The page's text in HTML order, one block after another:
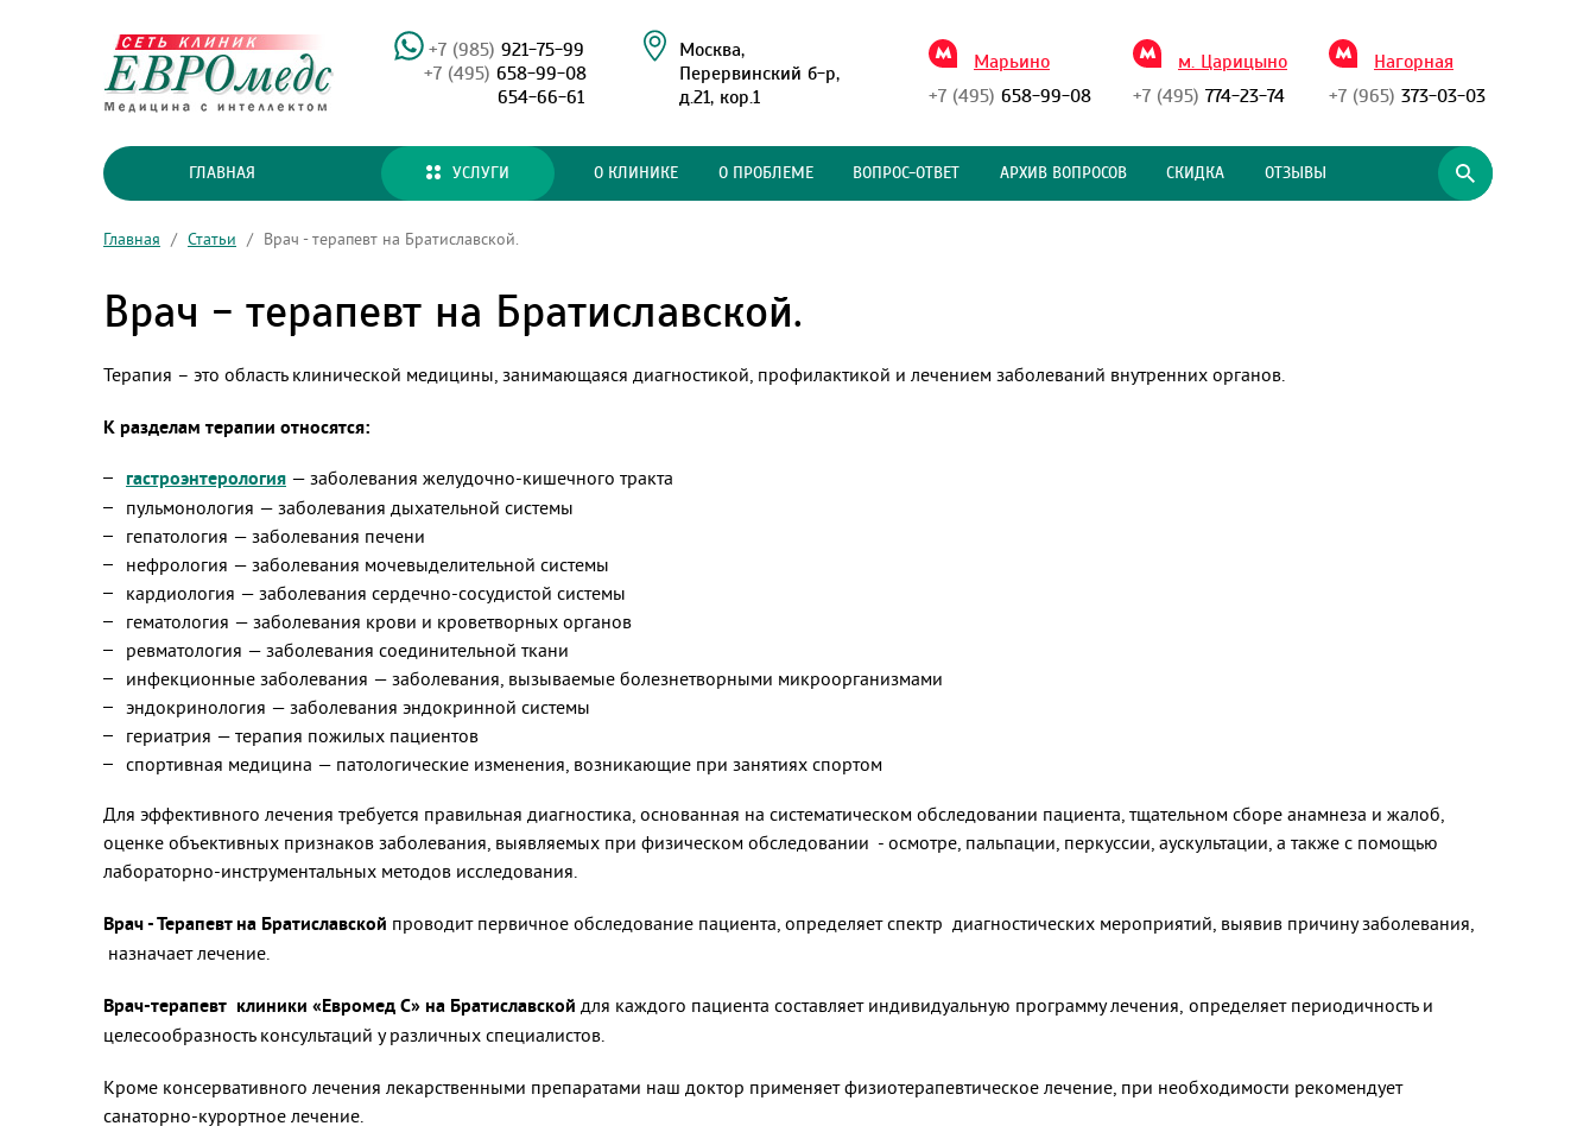
+7 (985) 921-75-99
+7 (495) 658-99-08
654-66-61
Москва,
Перервинский б-р,
д.21, кор.1
Марьино
+7 (495) 658-99-08
м. Царицыно
+7 (495) 774-23-74
Нагорная
+7 (965) 373-03-03
ГЛАВНАЯ УСЛУГИ О КЛИНИКЕ О ПРОБЛЕМЕ ВОПРОС-ОТВЕТ АРХИВ ВОПРОСОВ СКИДКА ОТЗЫВЫ
Главная / Статьи / Врач - терапевт на Братиславской.
Врач - терапевт на Братиславской.
Терапия – это область клинической медицины, занимающаяся диагностикой, профилактикой и лечением заболеваний внутренних органов.
К разделам терапии относятся:
гастроэнтерология — заболевания желудочно-кишечного тракта
пульмонология — заболевания дыхательной системы
гепатология — заболевания печени
нефрология — заболевания мочевыделительной системы
кардиология — заболевания сердечно-сосудистой системы
гематология — заболевания крови и кроветворных органов
ревматология — заболевания соединительной ткани
инфекционные заболевания — заболевания, вызываемые болезнетворными микроорганизмами
эндокринология — заболевания эндокринной системы
гериатрия — терапия пожилых пациентов
спортивная медицина — патологические изменения, возникающие при занятиях спортом
Для эффективного лечения требуется правильная диагностика, основанная на систематическом обследовании пациента, тщательном сборе анамнеза и жалоб,
оценке объективных признаков заболевания, выявляемых при физическом обследовании - осмотре, пальпации, перкуссии, аускультации, а также с помощью
лабораторно-инструментальных методов исследования.
Врач - Терапевт на Братиславской проводит первичное обследование пациента, определяет спектр диагностических мероприятий, выявив причину заболевания,
назначает лечение.
Врач-терапевт клиники «Евромед С» на Братиславской для каждого пациента составляет индивидуальную программу лечения, определяет периодичность и
целесообразность консультаций у различных специалистов.
Кроме консервативного лечения лекарственными препаратами наш доктор применяет физиотерапевтическое лечение, при необходимости рекомендует
санаторно-курортное лечение.